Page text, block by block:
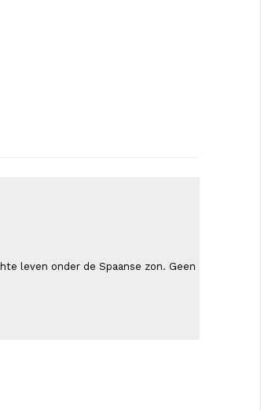
leven onder de Spaanse zon. Geen